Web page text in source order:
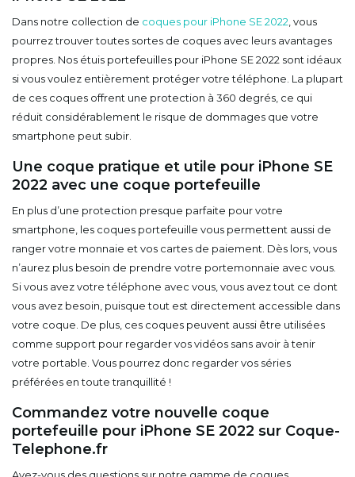
Dans notre collection de coques pour iPhone SE 2022 , vous
pourrez trouver toutes sortes de coques avec leurs avantages
propres. Nos étuis portefeuilles pour iPhone SE 2022 sont idéaux
si vous voulez entièrement protéger votre téléphone. La plupart
de ces coques offrent une protection à 360 degrés, ce qui
réduit considérablement le risque de dommages que votre
smartphone peut subir.
Une coque pratique et utile pour iPhone SE
2022 avec une coque portefeuille
En plus d’une protection presque parfaite pour votre
smartphone, les coques portefeuille vous permettent aussi de
ranger votre monnaie et vos cartes de paiement. Dès lors, vous
n’aurez plus besoin de prendre votre portemonnaie avec vous.
Si vous avez votre téléphone avec vous, vous avez tout ce dont
vous avez besoin, puisque tout est directement accessible dans
votre coque. De plus, ces coques peuvent aussi être utilisées
comme support pour regarder vos vidéos sans avoir à tenir
votre portable. Vous pourrez donc regarder vos séries
préférées en toute tranquillité !
Commandez votre nouvelle coque
portefeuille pour iPhone SE 2022 sur Coque-
Telephone.fr